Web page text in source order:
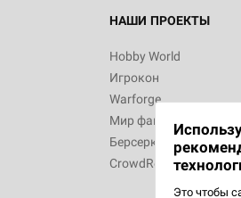
НАШИ ПРОЕКТЫ
Hobby World
Игрокон
Warforge
Мир фантастики
Берсерк
CrowdRepublic
Это чтобы